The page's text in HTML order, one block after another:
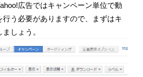
広告ではキャンペーン単位で動
行う必要がありますので、まずはキ
しょう。